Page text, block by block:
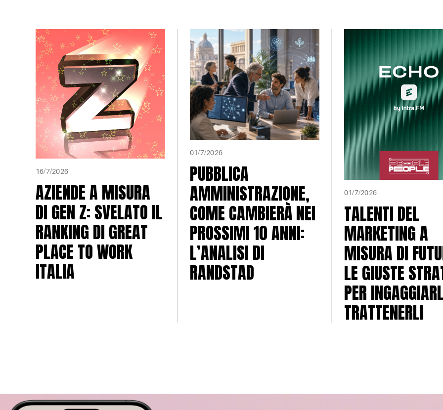
16/7/2026
AZIENDE A MISURA
DI GEN Z: SVELATO IL
RANKING DI GREAT
PLACE TO WORK
ITALIA
01/7/2026
PUBBLICA
AMMINISTRAZIONE,
COME CAMBIERÀ NEI
PROSSIMI 10 ANNI:
L’ANALISI DI
RANDSTAD
01/7/2026
TALENTI DEL
MARKETING A
MISURA DI
LE GIUSTE
PER
TRATTENERLI